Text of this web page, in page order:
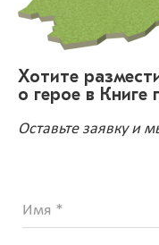
Хотите
о герое в Книге
Оставьте заявку и
Имя *